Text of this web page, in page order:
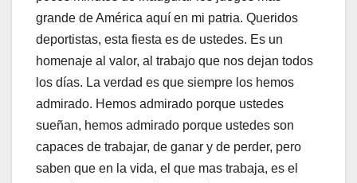
grande de América aquí en mi patria. Queridos
deportistas, esta fiesta es de ustedes. Es un
homenaje al valor, al trabajo que nos dejan todos
los días. La verdad es que siempre los hemos
admirado. Hemos admirado porque ustedes
sueñan, hemos admirado porque ustedes son
capaces de trabajar, de ganar y de perder, pero
saben que en la vida, el que mas trabaja, es el